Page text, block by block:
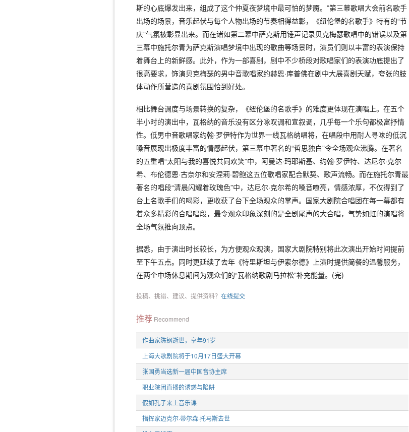
斯的心底爆发出来，组成了这个仲夏夜梦境中最可怕的梦魇。”第三幕歌唱大会前名歌手
出场的场景，音乐起伏与每个人物出场的节奏相得益彰，《纽伦堡的名歌手》特有的“节
庆”气氛被彰显出来。而在诸如第二幕中萨克斯用锤声记录贝克梅瑟歌唱中的错误以及第
三幕中施托尔青为萨克斯演唱梦境中出现的歌曲等场景时，演员们则以丰富的表演保持
着舞台上的新鲜感。此外，作为一部喜剧，剧中不少桥段对歌唱家们的表演功底提出了
很高要求，饰演贝克梅瑟的男中音歌唱家约赫恩·库普佛在剧中大展喜剧天赋，夸张的肢
体动作所营造的喜剧氛围恰到好处。
相比舞台调度与场景转换的复杂，《纽伦堡的名歌手》的难度更体现在演唱上。在五个
半小时的演出中，瓦格纳的音乐没有区分咏叹调和宣叙调，几乎每一个乐句都极富抒情
性。低男中音歌唱家约翰·罗伊特作为世界一线瓦格纳唱将，在唱段中用耐人寻味的低沉
嗓音展现出极度丰富的情感起伏，第三幕中著名的“哲思独白”令全场观众沸腾。在著名
的五重唱“太阳与我的喜悦共同欢笑”中，阿曼达·玛耶斯基、约翰·罗伊特、达尼尔·克尔
希、布伦德恩·古奈尔和安涅莉·碧鲍这五位歌唱家配合默契、歌声流畅。而在施托尔青最
著名的唱段“清晨闪耀着玫瑰色”中，达尼尔·克尔希的嗓音嘹亮，情感浓厚，不仅得到了
台上名歌手们的喝彩，更收获了台下全场观众的掌声。国家大剧院合唱团在每一幕都有
着众多精彩的合唱唱段，最令观众印象深刻的是全剧尾声的大合唱，气势如虹的演唱将
全场气氛推向顶点。
据悉，由于演出时长较长，为方便观众观演，国家大剧院特别将此次演出开始时间提前
至下午五点。同时更延续了去年《特里斯坦与伊索尔德》上演时提供简餐的温馨服务，
在两个中场休息期间为观众们的“瓦格纳歌剧马拉松”补充能量。(完)
投稿、挑错、建议、提供资料？ 在线提交
推荐 Recommend
作曲家陈钢逝世，享年91岁
上海大歌剧院将于10月17日盛大开幕
张国勇当选新一届中国音协主席
职业院团直播的诱惑与陷阱
假如孔子来上音乐课
指挥家迈克尔·蒂尔森·托马斯去世